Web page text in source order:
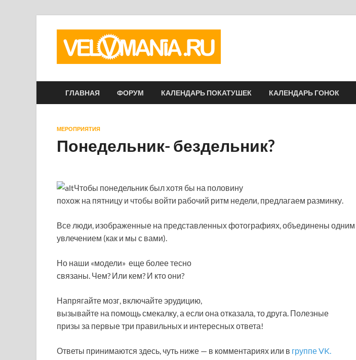
ГЛАВНАЯ ФОРУМ КАЛЕНДАРЬ ПОКАТУШЕК КАЛЕНДАРЬ ГОНОК
МЕРОПРИЯТИЯ
Понедельник- бездельник?
Чтобы понедельник был хотя бы на половину
похож на пятницу и чтобы войти рабочий ритм недели, предлагаем разминку.
Все люди, изображенные на представленных фотографиях, объединены одним
увлечением (как и мы с вами).
Но наши «модели» еще более тесно
связаны. Чем? Или кем? И кто они?
Напрягайте мозг, включайте эрудицию,
вызывайте на помощь смекалку, а если она отказала, то друга. Полезные
призы за первые три правильных и интересных ответа!
Ответы принимаются здесь, чуть ниже — в комментариях или в группе VK.